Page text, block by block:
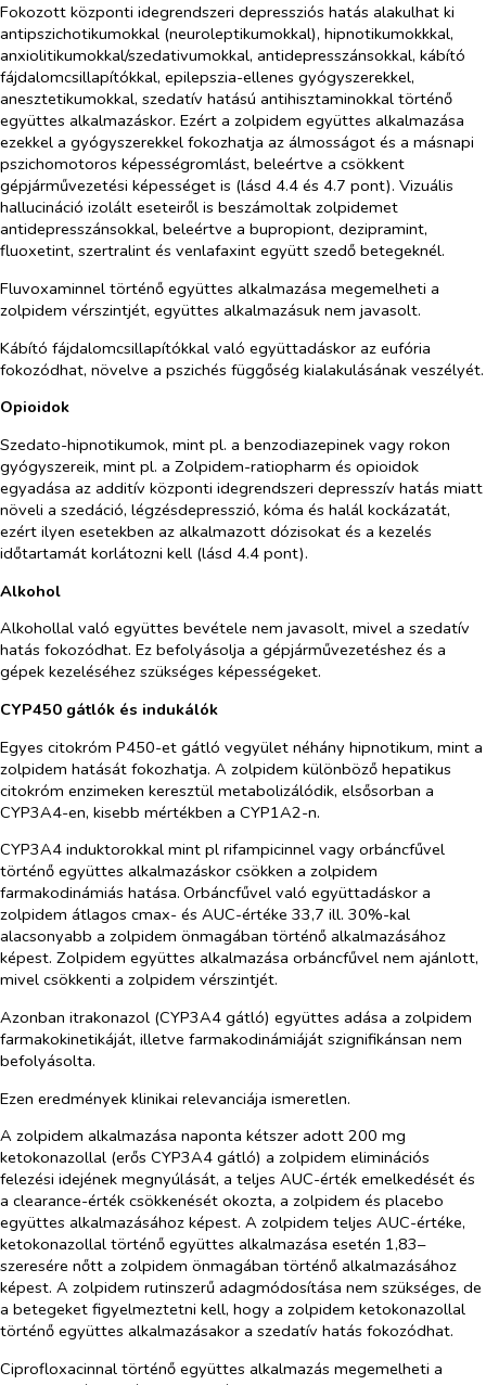
Fokozott központi idegrendszeri depressziós hatás alakulhat ki
antipszichotikumokkal (neuroleptikumokkal), hipnotikumokkkal,
anxiolitikumokkal/szedativumokkal, antidepresszánsokkal, kábító
fájdalomcsillapítókkal, epilepszia-ellenes gyógyszerekkel,
anesztetikumokkal, szedatív hatású antihisztaminokkal történő
együttes alkalmazáskor. Ezért a zolpidem együttes alkalmazása
ezekkel a gyógyszerekkel fokozhatja az álmosságot és a másnapi
pszichomotoros képességromlást, beleértve a csökkent
gépjárművezetési képességet is (lásd 4.4 és 4.7 pont). Vizuális
hallucináció izolált eseteiről is beszámoltak zolpidemet
antidepresszánsokkal, beleértve a bupropiont, dezipramint,
fluoxetint, szertralint és venlafaxint együtt szedő betegeknél.
Fluvoxaminnel történő együttes alkalmazása megemelheti a
zolpidem vérszintjét, együttes alkalmazásuk nem javasolt.
Kábító fájdalomcsillapítókkal való együttadáskor az eufória
fokozódhat, növelve a pszichés függőség kialakulásának veszélyét.
Opioidok
Szedato-hipnotikumok, mint pl. a benzodiazepinek vagy rokon
gyógyszereik, mint pl. a Zolpidem-ratiopharm és opioidok
egyadása az additív központi idegrendszeri depresszív hatás miatt
növeli a szedáció, légzésdepresszió, kóma és halál kockázatát,
ezért ilyen esetekben az alkalmazott dózisokat és a kezelés
időtartamát korlátozni kell (lásd 4.4 pont).
Alkohol
Alkohollal való együttes bevétele nem javasolt, mivel a szedatív
hatás fokozódhat. Ez befolyásolja a gépjárművezetéshez és a
gépek kezeléséhez szükséges képességeket.
CYP450 gátlók és indukálók
Egyes citokróm P450-et gátló vegyület néhány hipnotikum, mint a
zolpidem hatását fokozhatja. A zolpidem különböző hepatikus
citokróm enzimeken keresztül metabolizálódik, elsősorban a
CYP3A4-en, kisebb mértékben a CYP1A2-n.
CYP3A4 induktorokkal mint pl rifampicinnel vagy orbáncfűvel
történő együttes alkalmazáskor csökken a zolpidem
farmakodinámiás hatása. Orbáncfűvel való együttadáskor a
zolpidem átlagos cmax- és AUC-értéke 33,7 ill. 30%-kal
alacsonyabb a zolpidem önmagában történő alkalmazásához
képest. Zolpidem együttes alkalmazása orbáncfűvel nem ajánlott,
mivel csökkenti a zolpidem vérszintjét.
Azonban itrakonazol (CYP3A4 gátló) együttes adása a zolpidem
farmakokinetikáját, illetve farmakodinámiáját szignifikánsan nem
befolyásolta.
Ezen eredmények klinikai relevanciája ismeretlen.
A zolpidem alkalmazása naponta kétszer adott 200 mg
ketokonazollal (erős CYP3A4 gátló) a zolpidem eliminációs
felezési idejének megnyúlását, a teljes AUC-érték emelkedését és
a clearance-érték csökkenését okozta, a zolpidem és placebo
együttes alkalmazásához képest. A zolpidem teljes AUC-értéke,
ketokonazollal történő együttes alkalmazása esetén 1,83–
szeresére nőtt a zolpidem önmagában történő alkalmazásához
képest. A zolpidem rutinszerű adagmódosítása nem szükséges, de
a betegeket figyelmeztetni kell, hogy a zolpidem ketokonazollal
történő együttes alkalmazásakor a szedatív hatás fokozódhat.
Ciprofloxacinnal történő együttes alkalmazás megemelheti a